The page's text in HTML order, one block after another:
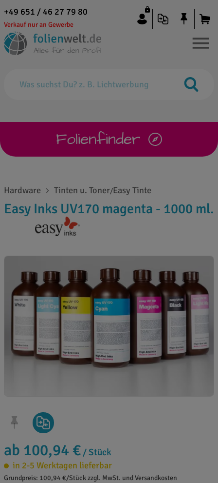
+49 651 / 46 27 79 80
Verkauf nur an Gewerbe
Folienfinder
Hardware Tinten u. Toner/Easy Tinte
Easy Inks UV170 magenta - 1000 ml.
ab 100,94 € / Stück
in 2-5 Werktagen lieferbar
Grundpreis: 100,94 €/Stück zzgl. MwSt. und Versandkosten